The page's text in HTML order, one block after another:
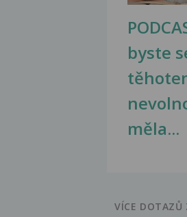
byste
měla...
VÍCE DOTAZŮ